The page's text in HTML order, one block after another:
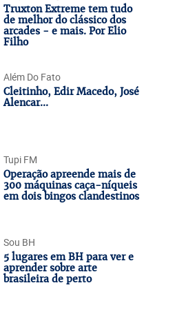
Truxton Extreme tem tudo
de melhor do clássico dos
arcades - e mais. Por Elio
Filho
Além Do Fato
Cleitinho, Edir Macedo, José
Alencar...
Tupi FM
Operação apreende mais de
300 máquinas caça-níqueis
em dois bingos clandestinos
Sou BH
5 lugares em BH para ver e
aprender sobre arte
brasileira de perto